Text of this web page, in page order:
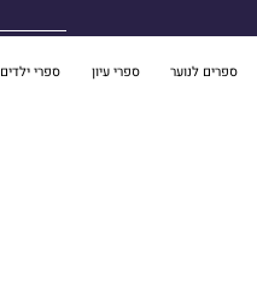
ספרים לנוער ספרי עיון ספרי ילדים